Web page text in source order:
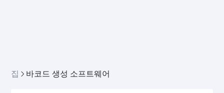
집 바코드 생성 소프트웨어